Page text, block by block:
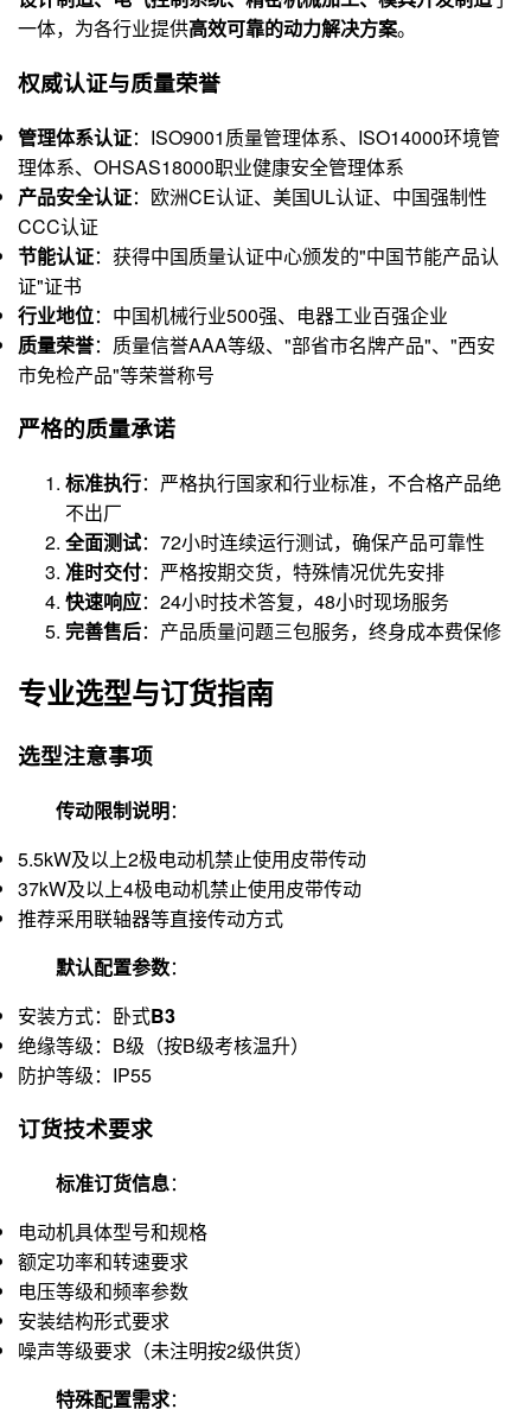
一体，为各行业提供高效可靠的动力解决方案。
权威认证与质量荣誉
管理体系认证：ISO9001质量管理体系、ISO14000环境管
理体系、OHSAS18000职业健康安全管理体系
产品安全认证：欧洲CE认证、美国UL认证、中国强制性
CCC认证
节能认证：获得中国质量认证中心颁发的"中国节能产品认
证"证书
行业地位：中国机械行业500强、电器工业百强企业
质量荣誉：质量信誉AAA等级、"部省市名牌产品"、"西安
市免检产品"等荣誉称号
严格的质量承诺
标准执行：严格执行国家和行业标准，不合格产品绝
不出厂
全面测试：72小时连续运行测试，确保产品可靠性
准时交付：严格按期交货，特殊情况优先安排
快速响应：24小时技术答复，48小时现场服务
完善售后：产品质量问题三包服务，终身成本费保修
专业选型与订货指南
选型注意事项
传动限制说明：
5.5kW及以上2极电动机禁止使用皮带传动
37kW及以上4极电动机禁止使用皮带传动
推荐采用联轴器等直接传动方式
默认配置参数：
安装方式：卧式B3
绝缘等级：B级（按B级考核温升）
防护等级：IP55
订货技术要求
标准订货信息：
电动机具体型号和规格
额定功率和转速要求
电压等级和频率参数
安装结构形式要求
噪声等级要求（未注明按2级供货）
特殊配置需求：